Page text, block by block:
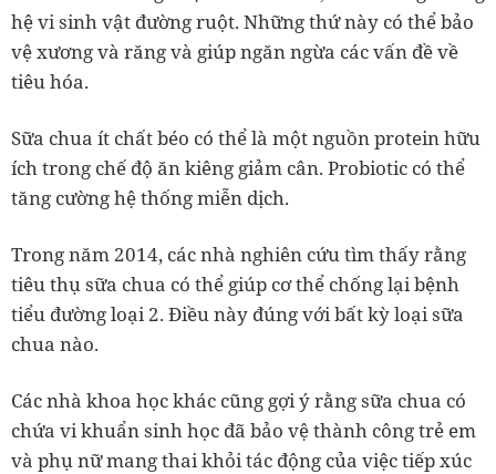
hệ vi sinh vật đường ruột. Những thứ này có thể bảo
vệ xương và răng và giúp ngăn ngừa các vấn đề về
tiêu hóa.
Sữa chua ít chất béo có thể là một nguồn protein hữu
ích trong chế độ ăn kiêng giảm cân. Probiotic có thể
tăng cường hệ thống miễn dịch.
Trong năm 2014, các nhà nghiên cứu tìm thấyrằng
tiêu thụ sữa chua có thể giúp cơ thể chống lại bệnh
tiểu đường loại 2. Điều này đúng với bất kỳ loại sữa
chua nào.
Các nhà khoa học khác cũng gợi ý rằng sữa chua có
chứa vi khuẩn sinh học đã bảo vệ thành công trẻ em
và phụ nữ mang thai khỏi tác động của việc tiếp xúc